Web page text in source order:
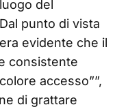
del
punto di vista
evidente che il
consistente
accesso””,
di grattare